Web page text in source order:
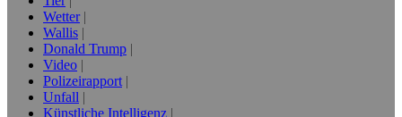
Wetter
Wallis
Donald Trump
Video
Polizeirapport
Unfall
Künstliche Intelligenz